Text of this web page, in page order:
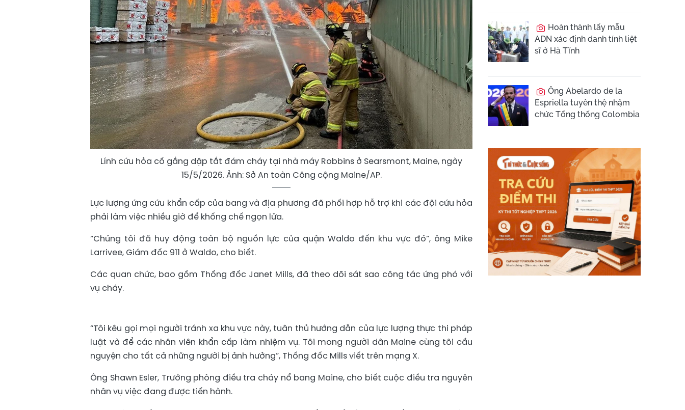
Lính cứu hỏa cố gắng dập tắt đám cháy tại nhà máy Robbins ở Searsmont, Maine, ngày
15/5/2026. Ảnh: Sở An toàn Công cộng Maine/AP.
Lực lượng ứng cứu khẩn cấp của bang và địa phương đã phối hợp hỗ trợ khi các đội cứu hỏa
phải làm việc nhiều giờ để khống chế ngọn lửa.
“Chúng tôi đã huy động toàn bộ nguồn lực của quận Waldo đến khu vực đó”, ông Mike
Larrivee, Giám đốc 911 ở Waldo, cho biết.
Các quan chức, bao gồm Thống đốc Janet Mills, đã theo dõi sát sao công tác ứng phó với
vụ cháy.
“Tôi kêu gọi mọi người tránh xa khu vực này, tuân thủ hướng dẫn của lực lượng thực thi pháp
luật và để các nhân viên khẩn cấp làm nhiệm vụ. Tôi mong người dân Maine cùng tôi cầu
nguyện cho tất cả những người bị ảnh hưởng”, Thống đốc Mills viết trên mạng X.
Ông Shawn Esler, Trưởng phòng điều tra cháy nổ bang Maine, cho biết cuộc điều tra nguyên
nhân vụ việc đang được tiến hành.
Hoàn thành lấy mẫu
ADN xác định danh tính liệt
sĩ ở Hà Tĩnh
Ông Abelardo de la
Espriella tuyên thệ nhậm
chức Tổng thống Colombia